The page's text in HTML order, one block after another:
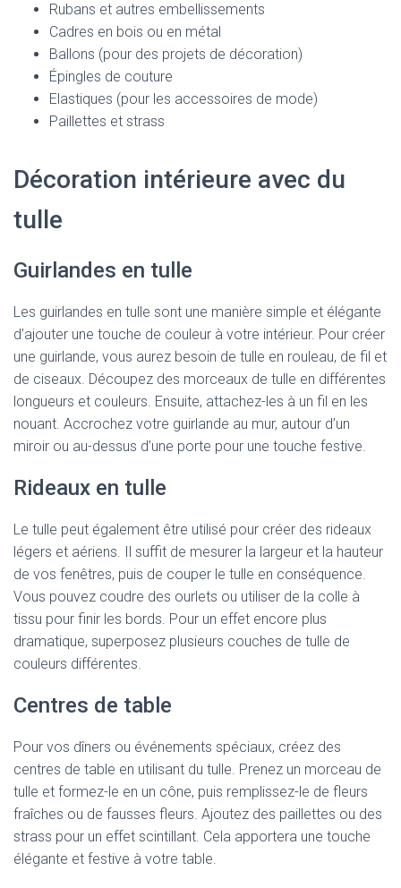
Rubans et autres embellissements
Cadres en bois ou en métal
Ballons (pour des projets de décoration)
Épingles de couture
Elastiques (pour les accessoires de mode)
Paillettes et strass
Décoration intérieure avec du
tulle
Guirlandes en tulle
Les guirlandes en tulle sont une manière simple et élégante
d’ajouter une touche de couleur à votre intérieur. Pour créer
une guirlande, vous aurez besoin de tulle en rouleau, de fil et
de ciseaux. Découpez des morceaux de tulle en différentes
longueurs et couleurs. Ensuite, attachez-les à un fil en les
nouant. Accrochez votre guirlande au mur, autour d’un
miroir ou au-dessus d’une porte pour une touche festive.
Rideaux en tulle
Le tulle peut également être utilisé pour créer des rideaux
légers et aériens. Il suffit de mesurer la largeur et la hauteur
de vos fenêtres, puis de couper le tulle en conséquence.
Vous pouvez coudre des ourlets ou utiliser de la colle à
tissu pour finir les bords. Pour un effet encore plus
dramatique, superposez plusieurs couches de tulle de
couleurs différentes.
Centres de table
Pour vos dîners ou événements spéciaux, créez des
centres de table en utilisant du tulle. Prenez un morceau de
tulle et formez-le en un cône, puis remplissez-le de fleurs
fraîches ou de fausses fleurs. Ajoutez des paillettes ou des
strass pour un effet scintillant. Cela apportera une touche
élégante et festive à votre table.